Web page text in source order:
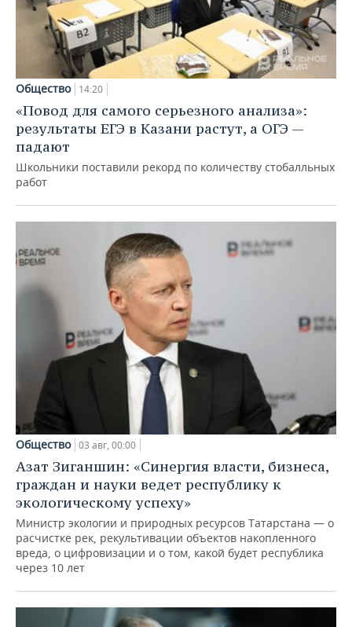
Общество 14:20
«Повод для самого серьезного анализа»:
результаты ЕГЭ в Казани растут, а ОГЭ —
падают
Школьники поставили рекорд по количеству стобалльных
работ
Общество 03 авг, 00:00
Азат Зиганшин: «Синергия власти, бизнеса,
граждан и науки ведет республику к
экологическому успеху»
Министр экологии и природных ресурсов Татарстана — о
расчистке рек, рекультивации объектов накопленного
вреда, о цифровизации и о том, какой будет республика
через 10 лет